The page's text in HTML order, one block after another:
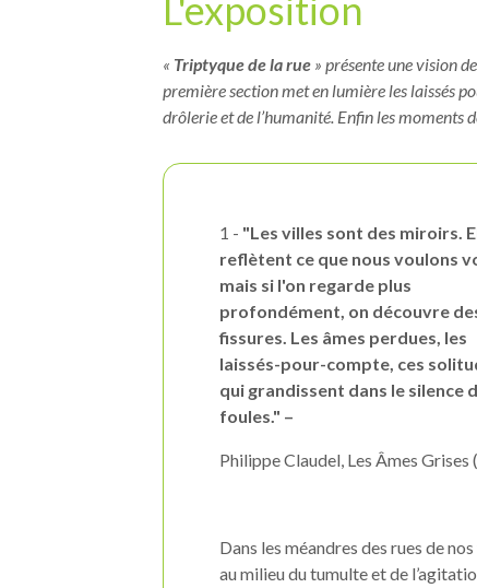
L'exposition
« Triptyque de la rue » présente une vision
première section met en lumière les laissés
drôlerie et de l’humanité. Enfin les moments
1 - "Les villes sont des miroirs.
reflètent ce que nous voulons
mais si l'on regarde plus
profondément, on découvre
fissures. Les âmes perdues, les
laissés-pour-compte, ces
qui grandissent dans le silence
foules." –
Philippe Claudel, Les Âmes Grises
Dans les méandres des rues de
au milieu du tumulte et de